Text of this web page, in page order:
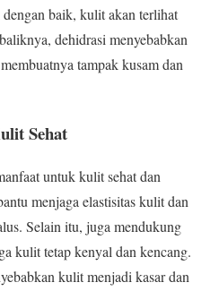
baik, kulit akan terlihat
dehidrasi menyebabkan
tampak kusam dan
Sehat
untuk kulit sehat dan
menjaga elastisitas kulit dan
Selain itu, juga mendukung
kulit tetap kenyal dan kencang.
kulit menjadi kasar dan